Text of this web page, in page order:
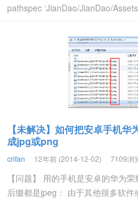
pathspec ‘JianDao/JianDao/
【未解决】如何把安卓手机
成jpg或png
crifan 12年前 (2014-12-02) 7109浏
【问题】 用的手机是安卓的华为
后缀都是jpeg： 由于其他很多软